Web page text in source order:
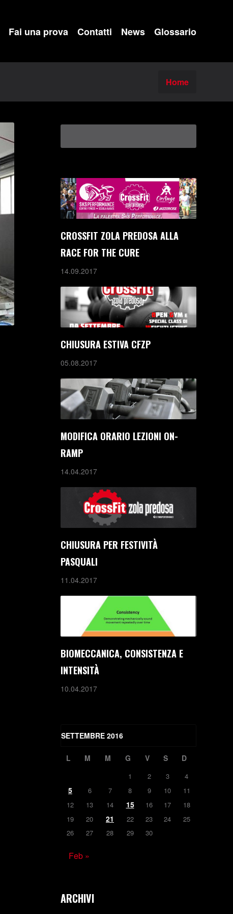
Fai una prova Contatti News Glossario
Home
CROSSFIT ZOLA PREDOSA ALLA
RACE FOR THE CURE
14.09.2017
CHIUSURA ESTIVA CFZP
05.08.2017
MODIFICA ORARIO LEZIONI ON-
RAMP
14.04.2017
CHIUSURA PER FESTIVITÀ
PASQUALI
11.04.2017
BIOMECCANICA, CONSISTENZA E
INTENSITÀ
10.04.2017
SETTEMBRE 2016
L M M G V S D
1 2 3 4
5 6 7 8 9 10
11
12
13 14 15 16 17
18
19
20 21 22 23 24
25
26
27 28 29 30
Feb »
ARCHIVI